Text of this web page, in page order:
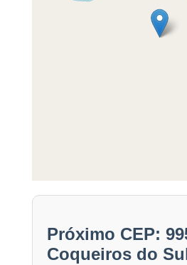
Próximo CEP:
Coqueiros do